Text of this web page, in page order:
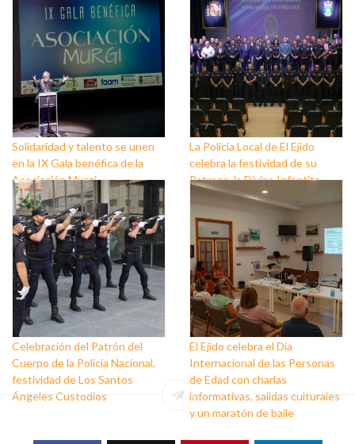
Solidaridad y talento se unen
en la IX Gala benéfica de la
Asociación Murgi
La Policía Local de El Ejido
celebra la festividad de su
Patrona, la Divina Infantita
Celebración del Patrón del
Cuerpo de la Policía Nacional,
festividad de Los Santos
Ángeles Custodios
El Ejido celebra el Día
Internacional de las Personas
de Edad con charlas
informativas, salidas culturales
y un maratón de baile